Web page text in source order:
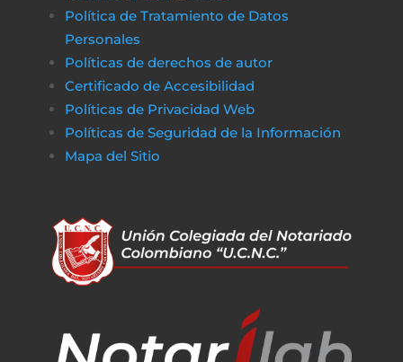
Política de Tratamiento de Datos
Personales
Políticas de derechos de autor
Certificado de Accesibilidad
Políticas de Privacidad Web
Políticas de Seguridad de la Información
Mapa del Sitio